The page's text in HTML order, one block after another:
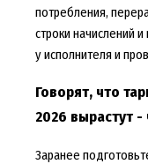
потребления,
строки начислений
у исполнителя и
Говорят, что
2026 вырастут -
Заранее